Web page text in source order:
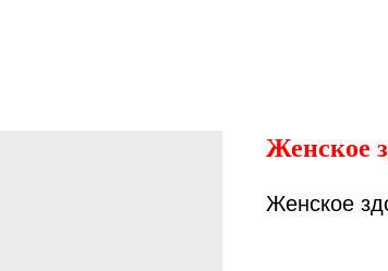
Женское
Женское